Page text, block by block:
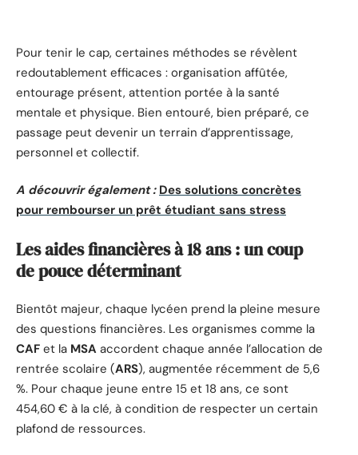
Pour tenir le cap, certaines méthodes se révèlent
redoutablement efficaces : organisation affûtée,
entourage présent, attention portée à la santé
mentale et physique. Bien entouré, bien préparé, ce
passage peut devenir un terrain d’apprentissage,
personnel et collectif.
A découvrir également : Des solutions concrètes
pour rembourser un prêt étudiant sans stress
Les aides financières à 18 ans : un coup
de pouce déterminant
Bientôt majeur, chaque lycéen prend la pleine mesure
des questions financières. Les organismes comme la
CAF et la MSA accordent chaque année l’allocation de
rentrée scolaire (ARS), augmentée récemment de 5,6
%. Pour chaque jeune entre 15 et 18 ans, ce sont
454,60 € à la clé, à condition de respecter un certain
plafond de ressources.